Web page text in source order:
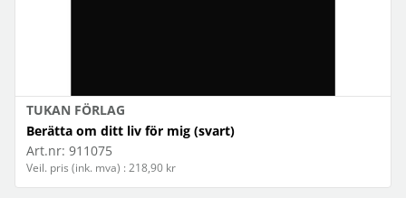
TUKAN FÖRLAG
Berätta om ditt liv för mig (svart)
Art.nr: 911075
Veil. pris (ink. mva) : 218,90 kr